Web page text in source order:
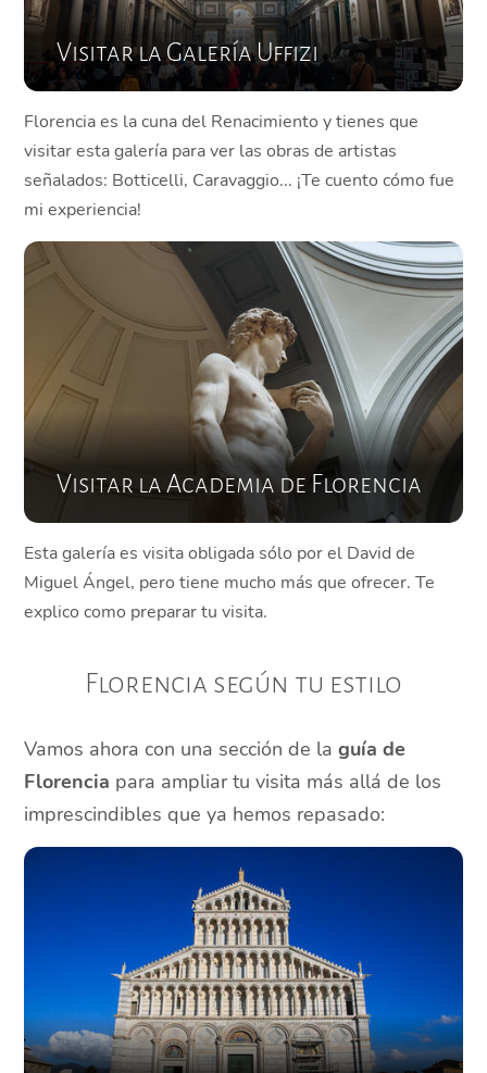
Visitar la Galería Uffizi
Florencia es la cuna del Renacimiento y tienes que
visitar esta galería para ver las obras de artistas
señalados: Botticelli, Caravaggio... ¡Te cuento cómo fue
mi experiencia!
Visitar la Academia de Florencia
Esta galería es visita obligada sólo por el David de
Miguel Ángel, pero tiene mucho más que ofrecer. Te
explico como preparar tu visita.
Florencia según tu estilo
Vamos ahora con una sección de la guía de
Florencia para ampliar tu visita más allá de los
imprescindibles que ya hemos repasado: